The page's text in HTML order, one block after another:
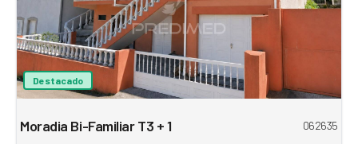
Destacado
Moradia Bi-Familiar T3 + 1 062635